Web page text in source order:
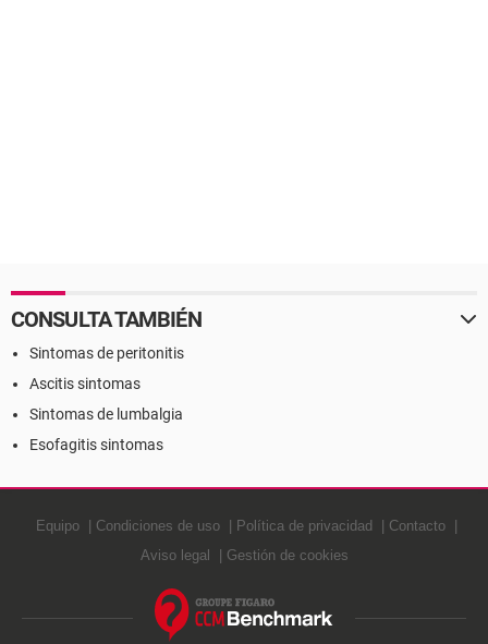
CONSULTA TAMBIÉN
Sintomas de peritonitis
Ascitis sintomas
Sintomas de lumbalgia
Esofagitis sintomas
Equipo Condiciones de uso Política de privacidad
Contacto
Aviso legal
Gestión de cookies